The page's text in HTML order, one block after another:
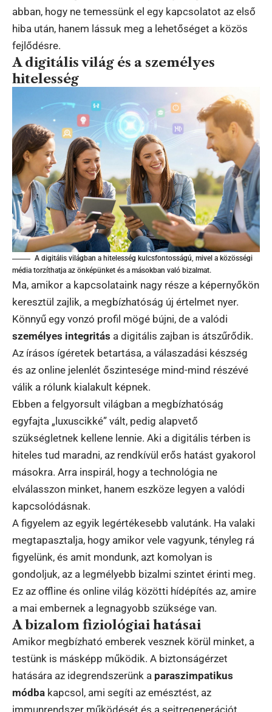
abban, hogy ne temessünk el egy kapcsolatot az első
hiba után, hanem lássuk meg a lehetőséget a közös
fejlődésre.
A digitális világ és a személyes
hitelesség
A digitális világban a hitelesség kulcsfontosságú, mivel a közösségi
média torzíthatja az önképünket és a másokban való bizalmat.
Ma, amikor a kapcsolataink nagy része a képernyőkön
keresztül zajlik, a megbízhatóság új értelmet nyer.
Könnyű egy vonzó profil mögé bújni, de a valódi
személyes integritás a digitális zajban is átszűrődik.
Az írásos ígéretek betartása, a válaszadási készség
és az online jelenlét őszintesége mind-mind részévé
válik a rólunk kialakult képnek.
Ebben a felgyorsult világban a megbízhatóság
egyfajta „luxuscikké” vált, pedig alapvető
szükségletnek kellene lennie. Aki a digitális térben is
hiteles tud maradni, az rendkívül erős hatást gyakorol
másokra. Arra inspirál, hogy a technológia ne
elválasszon minket, hanem eszköze legyen a valódi
kapcsolódásnak.
A figyelem az egyik legértékesebb valutánk. Ha valaki
megtapasztalja, hogy amikor vele vagyunk, tényleg rá
figyelünk, és amit mondunk, azt komolyan is
gondoljuk, az a legmélyebb bizalmi szintet érinti meg.
Ez az offline és online világ közötti hídépítés az, amire
a mai embernek a legnagyobb szüksége van.
A bizalom fiziológiai hatásai
Amikor megbízható emberek vesznek körül minket, a
testünk is másképp működik. A biztonságérzet
hatására az idegrendszerünk a paraszimpatikus
módba kapcsol, ami segíti az emésztést, az